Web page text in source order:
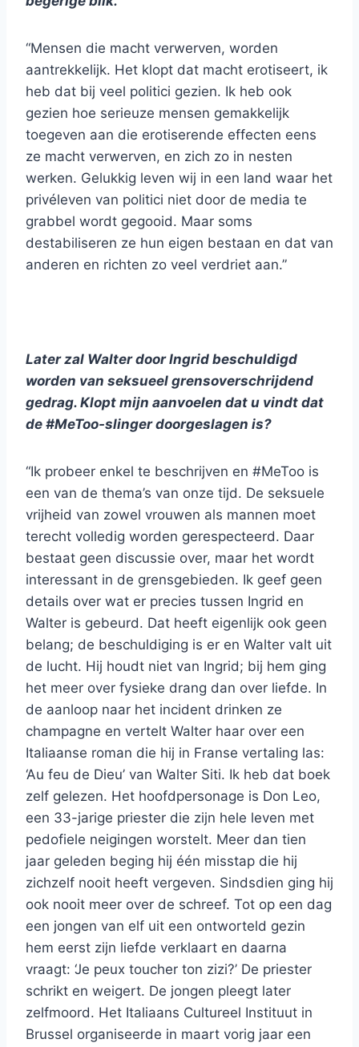
“Mensen die macht verwerven, worden
aantrekkelijk. Het klopt dat macht erotiseert, ik
heb dat bij veel politici gezien. Ik heb ook
gezien hoe serieuze mensen gemakkelijk
toegeven aan die erotiserende effecten eens
ze macht verwerven, en zich zo in nesten
werken. Gelukkig leven wij in een land waar het
privéleven van politici niet door de media te
grabbel wordt gegooid. Maar soms
destabiliseren ze hun eigen bestaan en dat van
anderen en richten zo veel verdriet aan.”
Later zal Walter door Ingrid beschuldigd
worden van seksueel grensoverschrijdend
gedrag. Klopt mijn aanvoelen dat u vindt dat
de #MeToo-slinger doorgeslagen is?
“Ik probeer enkel te beschrijven en #MeToo is
een van de thema’s van onze tijd. De seksuele
vrijheid van zowel vrouwen als mannen moet
terecht volledig worden gerespecteerd. Daar
bestaat geen discussie over, maar het wordt
interessant in de grensgebieden. Ik geef geen
details over wat er precies tussen Ingrid en
Walter is gebeurd. Dat heeft eigenlijk ook geen
belang; de beschuldiging is er en Walter valt uit
de lucht. Hij houdt niet van Ingrid; bij hem ging
het meer over fysieke drang dan over liefde. In
de aanloop naar het incident drinken ze
champagne en vertelt Walter haar over een
Italiaanse roman die hij in Franse vertaling las:
‘Au feu de Dieu’ van Walter Siti. Ik heb dat boek
zelf gelezen. Het hoofdpersonage is Don Leo,
een 33-jarige priester die zijn hele leven met
pedofiele neigingen worstelt. Meer dan tien
jaar geleden beging hij één misstap die hij
zichzelf nooit heeft vergeven. Sindsdien ging hij
ook nooit meer over de schreef. Tot op een dag
een jongen van elf uit een ontworteld gezin
hem eerst zijn liefde verklaart en daarna
vraagt: ‘Je peux toucher ton zizi?’ De priester
schrikt en weigert. De jongen pleegt later
zelfmoord. Het Italiaans Cultureel Instituut in
Brussel organiseerde in maart vorig jaar een